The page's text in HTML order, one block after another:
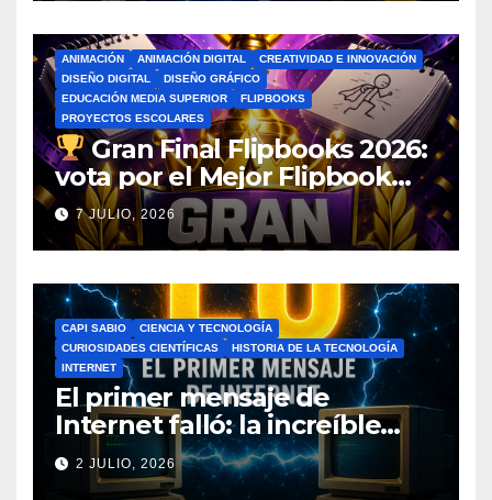
ANIMACIÓN ANIMACIÓN DIGITAL
CREATIVIDAD E INNOVACIÓN
DISEÑO DIGITAL
DISEÑO GRÁFICO
EDUCACIÓN MEDIA SUPERIOR
FLIPBOOKS
PROYECTOS ESCOLARES
Gran Final Flipbooks 2026:
vota por el Mejor Flipbook
del Ciclo Escolar
7 JULIO, 2026
CAPI SABIO
CIENCIA Y TECNOLOGÍA
CURIOSIDADES CIENTÍFICAS
HISTORIA DE LA TECNOLOGÍA
INTERNET
El primer mensaje de
Internet falló: la increíble
historia de ARPANET que
cambió el mundo
2 JULIO, 2026